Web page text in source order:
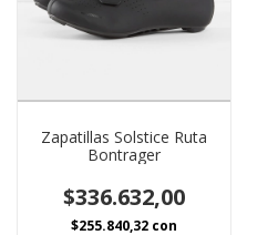
Zapatillas Solstice Ruta
Bontrager
$336.632,00
$255.840,32 con